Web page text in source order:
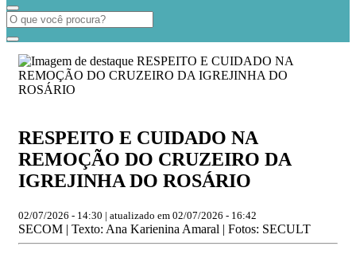
RESPEITO E CUIDADO NA
REMOÇÃO DO CRUZEIRO DA
IGREJINHA DO ROSÁRIO
02/07/2026 - 14:30 | atualizado em 02/07/2026 - 16:42
SECOM | Texto: Ana Karienina Amaral | Fotos: SECULT